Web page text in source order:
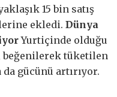
15 bin satış
ekledi. Dünya
Yurtiçinde olduğu
beğenilerek tüketilen
gücünü artırıyor.